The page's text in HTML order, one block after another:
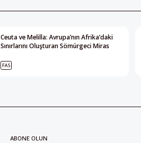
Ceuta ve Melilla: Avrupa’nın Afrika’daki
Sınırlarını Oluşturan Sömürgeci Miras
FAS
ABONE OLUN